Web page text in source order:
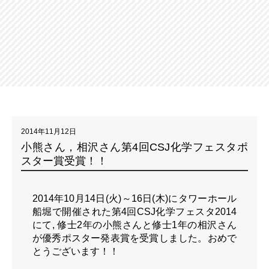
2014年11月12日
小熊さん，相沢さん第4回CSJ化学フェスタポ
スター賞受賞！！
2014年10月14日(火)～16日(木)にタワーホール
船堀で開催された第4回CSJ化学フェスタ2014
にて, 修士2年の小熊さんと修士1年の相沢さん
が優秀ポスター発表賞を受賞しました。おめで
とうございます！！